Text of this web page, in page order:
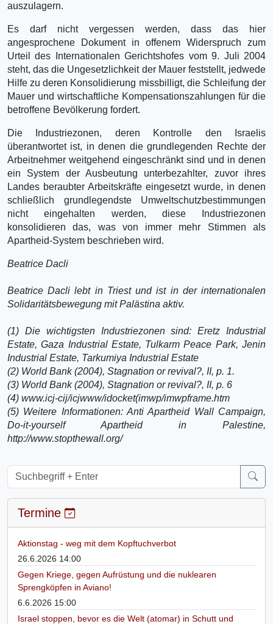
auszulagern.
Es darf nicht vergessen werden, dass das hier
angesprochene Dokument in offenem Widerspruch zum
Urteil des Internationalen Gerichtshofes vom 9. Juli 2004
steht, das die Ungesetzlichkeit der Mauer feststellt, jedwede
Hilfe zu deren Konsolidierung missbilligt, die Schleifung der
Mauer und wirtschaftliche Kompensationszahlungen für die
betroffene Bevölkerung fordert.
Die Industriezonen, deren Kontrolle den Israelis
überantwortet ist, in denen die grundlegenden Rechte der
Arbeitnehmer weitgehend eingeschränkt sind und in denen
ein System der Ausbeutung unterbezahlter, zuvor ihres
Landes beraubter Arbeitskräfte eingesetzt wurde, in denen
schließlich grundlegendste Umweltschutzbestimmungen
nicht eingehalten werden, diese Industriezonen
konsolidieren das, was von immer mehr Stimmen als
Apartheid-System beschrieben wird.
Beatrice Dacli
Beatrice Dacli lebt in Triest und ist in der internationalen
Solidaritätsbewegung mit Palästina aktiv.
(1) Die wichtigsten Industriezonen sind: Eretz Industrial
Estate, Gaza Industrial Estate, Tulkarm Peace Park, Jenin
Industrial Estate, Tarkumiya Industrial Estate
(2) World Bank (2004), Stagnation or revival?, II, p. 1.
(3) World Bank (2004), Stagnation or revival?, II, p. 6
(4) www.icj-cij/icjwww/idocket(imwp/imwpframe.htm
(5) Weitere Informationen: Anti Apartheid Wall Campaign,
Do-it-yourself Apartheid in Palestine,
http://www.stopthewall.org/
Termine
Aktionstag - weg mit dem Kopftuchverbot
26.6.2026 14:00
Gegen Kriege, gegen Aufrüstung und die nuklearen
Sprengköpfen in Aviano!
6.6.2026 15:00
Israel stoppen, bevor es die Welt (atomar) in Schutt und